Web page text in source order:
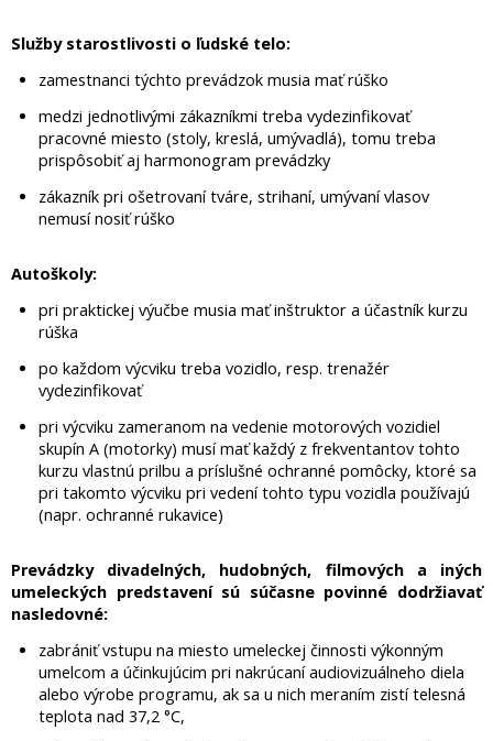
Služby starostlivosti o ľudské telo:
zamestnanci týchto prevádzok musia mať rúško
medzi jednotlivými zákazníkmi treba vydezinfikovať
pracovné miesto (stoly, kreslá, umývadlá), tomu treba
prispôsobiť aj harmonogram prevádzky
zákazník pri ošetrovaní tváre, strihaní, umývaní vlasov
nemusí nosiť rúško
Autoškoly:
pri praktickej výučbe musia mať inštruktor a účastník kurzu
rúška
po každom výcviku treba vozidlo, resp. trenažér
vydezinfikovať
pri výcviku zameranom na vedenie motorových vozidiel
skupín A (motorky) musí mať každý z frekventantov tohto
kurzu vlastnú prilbu a príslušné ochranné pomôcky, ktoré sa
pri takomto výcviku pri vedení tohto typu vozidla používajú
(napr. ochranné rukavice)
Prevádzky divadelných, hudobných, filmových a iných
umeleckých predstavení sú súčasne povinné dodržiavať
nasledovné:
zabrániť vstupu na miesto umeleckej činnosti výkonným
umelcom a účinkujúcim pri nakrúcaní audiovizuálneho diela
alebo výrobe programu, ak sa u nich meraním zistí telesná
teplota nad 37,2 °C,